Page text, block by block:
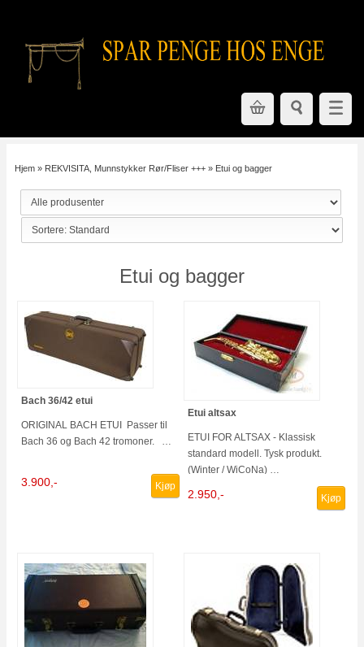
Hjem » REKVISITA, Munnstykker Rør/Fliser +++ » Etui og bagger
Etui og bagger
Bach 36/42 etui
ORIGINAL BACH ETUI Passer til
Bach 36 og Bach 42 tromoner. …
3.900,- Kjøp
Etui altsax
ETUI FOR ALTSAX - Klassisk
standard modell. Tysk produkt.
(Winter / WiCoNa) …
2.950,- Kjøp